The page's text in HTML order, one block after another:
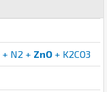
+ N2 + ZnO + K2CO3